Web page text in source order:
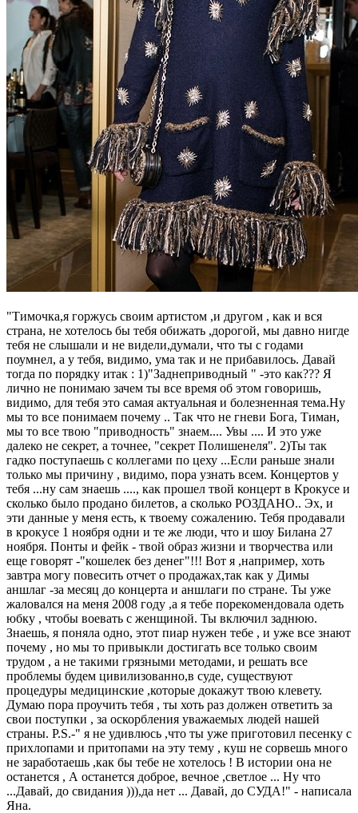
"Тимочка,я горжусь своим артистом ,и другом , как и вся
страна, не хотелось бы тебя обижать ,дорогой, мы давно нигде
тебя не слышали и не видели,думали, что ты с годами
поумнел, а у тебя, видимо, ума так и не прибавилось. Давай
тогда по порядку итак : 1)"Заднеприводный " -это как??? Я
лично не понимаю зачем ты все время об этом говоришь,
видимо, для тебя это самая актуальная и болезненная тема.Ну
мы то все понимаем почему .. Так что не гневи Бога, Тиман,
мы то все твою "приводность" знаем.... Увы .... И это уже
далеко не секрет, а точнее, "секрет Полишенеля". 2)Ты так
гадко поступаешь с коллегами по цеху ...Если раньше знали
только мы причину , видимо, пора узнать всем. Концертов у
тебя ...ну сам знаешь ...., как прошел твой концерт в Крокусе и
сколько было продано билетов, а сколько РОЗДАНО.. Эх, и
эти данные у меня есть, к твоему сожалению. Тебя продавали
в крокусе 1 ноября одни и те же люди, что и шоу Билана 27
ноября. Понты и фейк - твой образ жизни и творчества или
еще говорят -"кошелек без денег"!!! Вот я ,например, хоть
завтра могу повесить отчет о продажах,так как у Димы
аншлаг -за месяц до концерта и аншлаги по стране. Ты уже
жаловался на меня 2008 году ,а я тебе порекомендовала одеть
юбку , чтобы воевать с женщиной. Ты включил заднюю.
Знаешь, я поняла одно, этот пиар нужен тебе , и уже все знают
почему , но мы то привыкли достигать все только своим
трудом , а не такими грязными методами, и решать все
проблемы будем цивилизованно,в суде, существуют
процедуры медицинские ,которые докажут твою клевету.
Думаю пора проучить тебя , ты хоть раз должен ответить за
свои поступки , за оскорбления уважаемых людей нашей
страны. P.S.-" я не удивлюсь ,что ты уже приготовил песенку с
прихлопами и притопами на эту тему , куш не сорвешь много
не заработаешь ,как бы тебе не хотелось ! В истории она не
останется , А останется доброе, вечное ,светлое ... Ну что
...Давай, до свидания ))),да нет ... Давай, до СУДА!" - написала
Яна.